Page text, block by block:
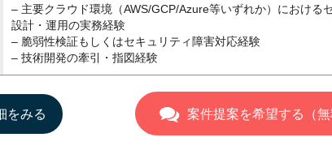
– 主要クラウド環境（AWS/GCP/Azure等いずれか）における
設計・運用の実務経験
– 脆弱性検証もしくはセキュリティ障害対応経験
– 技術開発の牽引・指図経験
をみる 案件提案を希望する（無